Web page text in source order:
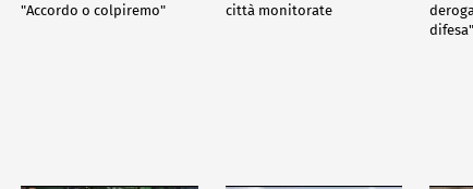
"Accordo o colpiremo"
città monitorate
difesa"